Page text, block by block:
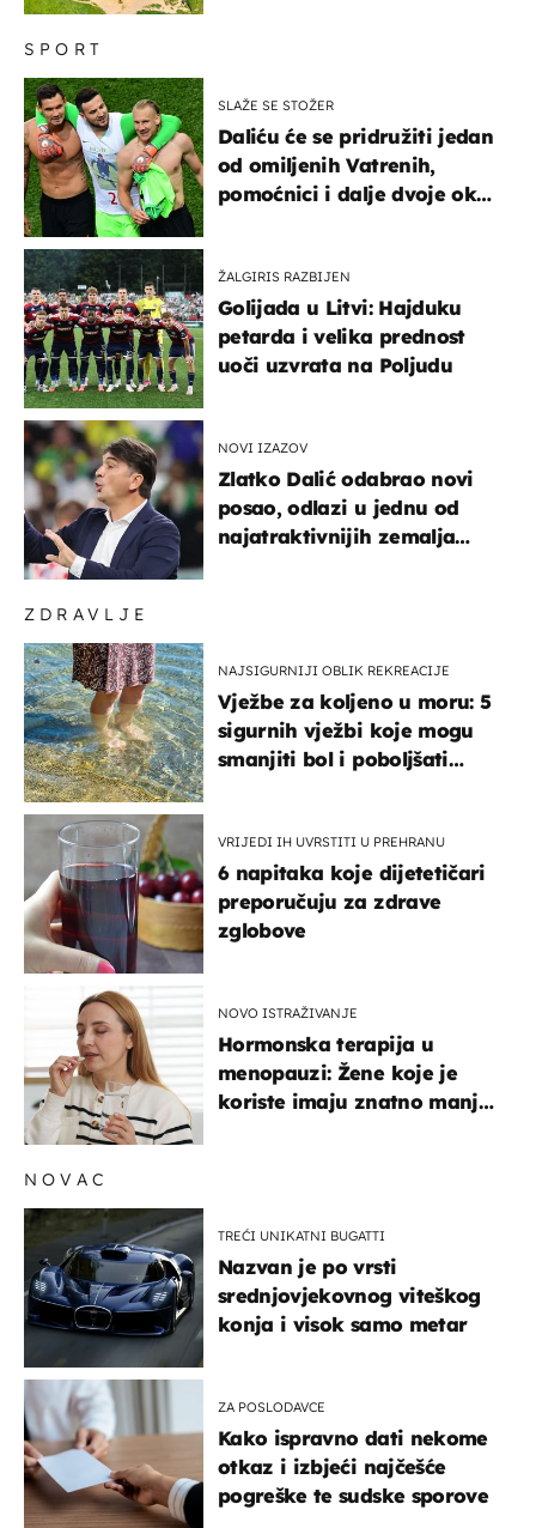
ZDRAVLJE
NAJSIGURNIJI OBLIK REKREACIJE
Vježbe za koljeno u moru: 5
sigurnih vježbi koje mogu
smanjiti bol i poboljšati
VRIJEDI IH UVRSTITI U PREHRANU
6 napitaka koje dijetetičari
preporučuju za zdrave
zglobove
NOVO ISTRAŽIVANJE
Hormonska terapija u
menopauzi: Žene koje je
koriste imaju znatno manji
SPORT
SLAŽE SE STOŽER
Daliću će se pridružiti jedan
od omiljenih Vatrenih,
pomoćnici i dalje dvoje oko
ŽALGIRIS RAZBIJEN
Golijada u Litvi: Hajduku
petarda i velika prednost
uoči uzvrata na Poljudu
NOVI IZAZOV
Zlatko Dalić odabrao novi
posao, odlazi u jednu od
najatraktivnijih zemalja
NOVAC
TREĆI UNIKATNI BUGATTI
Nazvan je po vrsti
srednjovjekovnog viteškog
konja i visok samo metar
ZA POSLODAVCE
Kako ispravno dati nekome
otkaz i izbjeći najčešće
pogreške te sudske sporove